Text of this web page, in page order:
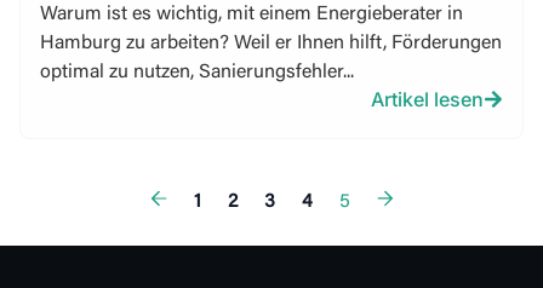
Warum ist es wichtig, mit einem Energieberater in
Hamburg zu arbeiten? Weil er Ihnen hilft, Förderungen
optimal zu nutzen, Sanierungsfehler...
Artikel lesen
1 2 3 4 5